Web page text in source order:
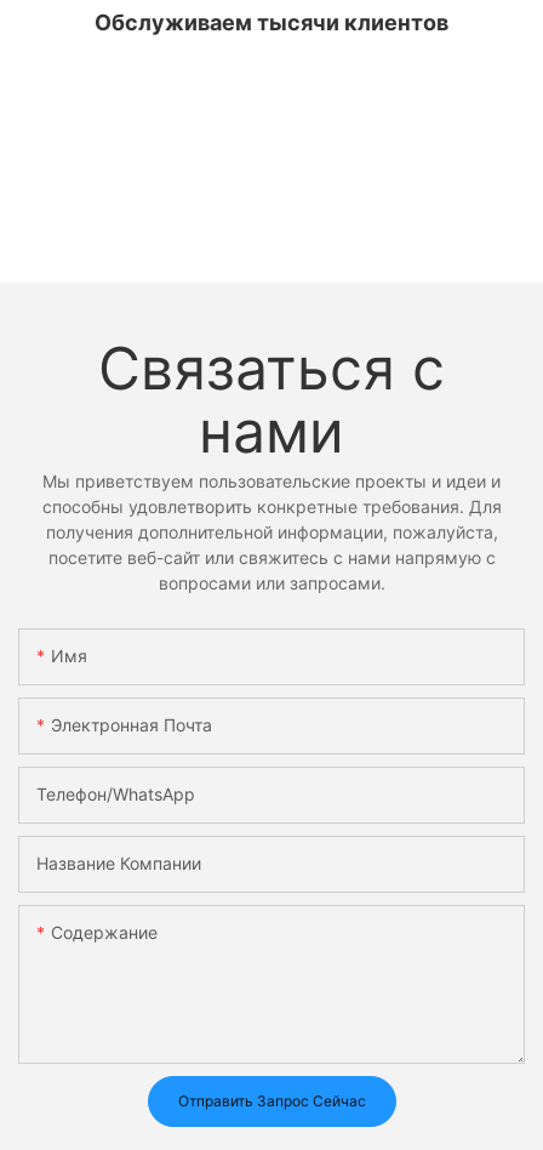
Обслуживаем тысячи клиентов
Связаться с
нами
Мы приветствуем пользовательские проекты и идеи и
способны удовлетворить конкретные требования. Для
получения дополнительной информации, пожалуйста,
посетите веб-сайт или свяжитесь с нами напрямую с
вопросами или запросами.
Имя
Электронная Почта
Телефон/WhatsApp
Название Компании
Содержание
Отправить Запрос Сейчас